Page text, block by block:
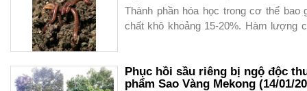
Thành phần hóa học trong cơ thể bao
chất khô khoảng 15-20%. Hàm lượng
+ Protein : 50-75%
Phục hồi sầu riêng bị ngộ độc
phẩm Sao Vàng Mekong (14/01/